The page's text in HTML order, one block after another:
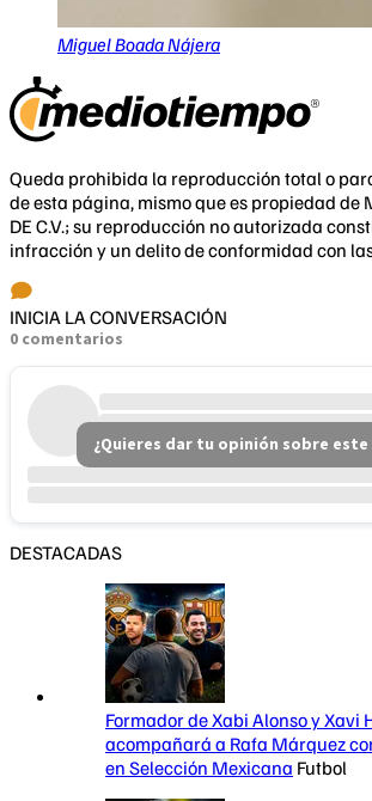
Miguel Boada Nájera
Queda prohibida la reproducción total o
de esta página, mismo que es propiedad de
DE C.V.; su reproducción no autorizada
infracción y un delito de conformidad con
INICIA LA CONVERSACIÓN
0 comentarios
¿Quieres dar tu opinión sobre
DESTACADAS
Formador de Xabi Alonso y Xavi
acompañará a Rafa Márquez
en Selección Mexicana Futbol